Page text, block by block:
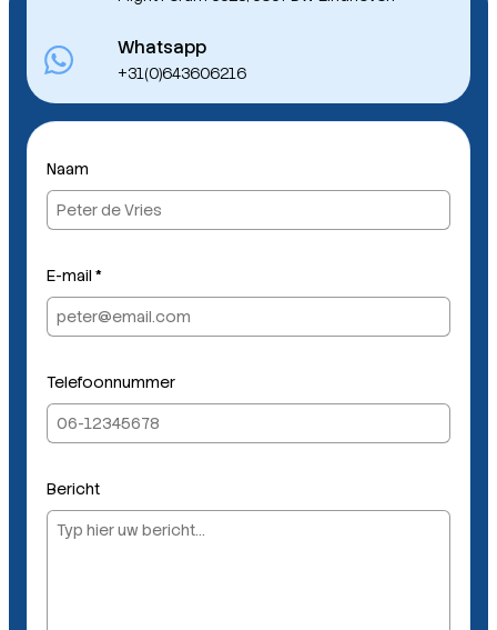
Whatsapp
+31(0)643606216
-
m
a
l
B
i
t
e
l
Naam
E-mail *
Telefoonnummer
Bericht